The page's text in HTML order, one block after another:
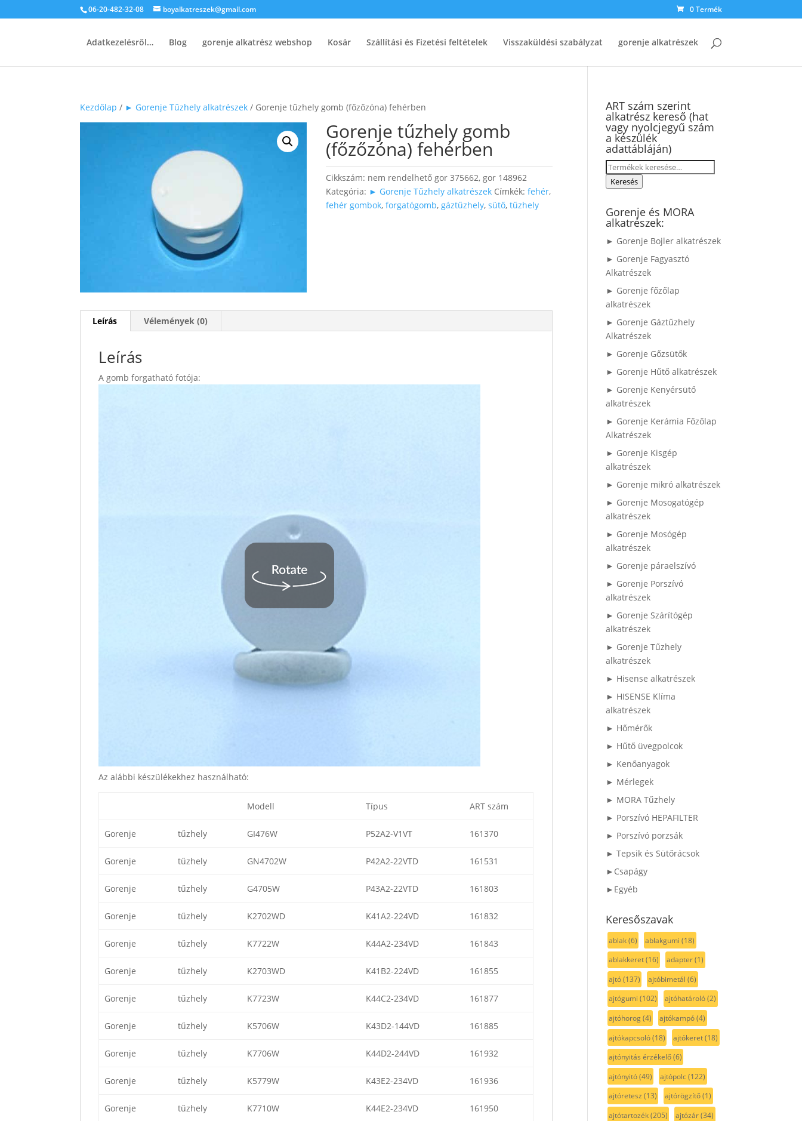
06-20-482-32-08 boyalkatreszek@gmail.com 0 Termék
Adatkezelésről… Blog gorenje alkatrész webshop Kosár Szállítási és Fizetési feltételek Visszaküldési szabályzat gorenje alkatrészek
Kezdőlap / ► Gorenje Tűzhely alkatrészek / Gorenje tűzhely gomb (főzőzóna) fehérben
Gorenje tűzhely gomb
(főzőzóna) fehérben
Cikkszám: nem rendelhető gor 375662, gor 148962
Kategória: ► Gorenje Tűzhely alkatrészek Címkék:fehér,
fehér gombok,forgatógomb,gáztűzhely,sütő,tűzhely
Leírás Vélemények (0)
Leírás
A gomb forgatható fotója:
Az alábbi készülékekhez használható:
Modell Típus ART szám
Gorenje tűzhely GI476W P52A2-V1VT 161370
Gorenje tűzhely GN4702W P42A2-22VTD 161531
Gorenje tűzhely G4705W P43A2-22VTD 161803
Gorenje tűzhely K2702WD K41A2-224VD 161832
Gorenje tűzhely K7722W K44A2-234VD 161843
Gorenje tűzhely K2703WD K41B2-224VD 161855
Gorenje tűzhely K7723W K44C2-234VD 161877
Gorenje tűzhely K5706W K43D2-144VD 161885
Gorenje tűzhely K7706W K44D2-244VD 161932
Gorenje tűzhely K5779W K43E2-234VD 161936
Gorenje tűzhely K7710W K44E2-234VD 161950
ART szám szerint
alkatrész kereső (hat
vagy nyolcjegyű szám
a készülék
adattábláján)
Keresés
a Keresés
Gorenje és MORA
alkatrészek:
► Gorenje Bojler alkatrészek
► Gorenje Fagyasztó
Alkatrészek
► Gorenje főzőlap
alkatrészek
► Gorenje Gáztűzhely
Alkatrészek
► Gorenje Gőzsütők
► Gorenje Hűtő alkatrészek
► Gorenje Kenyérsütő
alkatrészek
► Gorenje Kerámia Főzőlap
Alkatrészek
► Gorenje Kisgép
alkatrészek
► Gorenje mikró alkatrészek
► Gorenje Mosogatógép
alkatrészek
► Gorenje Mosógép
alkatrészek
► Gorenje páraelszívó
► Gorenje Porszívó
alkatrészek
► Gorenje Szárítógép
alkatrészek
► Gorenje Tűzhely
alkatrészek
► Hisense alkatrészek
► HISENSE Klíma
alkatrészek
► Hőmérők
► Hűtő üvegpolcok
► Kenőanyagok
► Mérlegek
► MORA Tűzhely
► Porszívó HEPAFILTER
► Porszívó porzsák
► Tepsik és Sütőrácsok
►Csapágy
►Egyéb
Keresőszavak
ablak(6) ablakgumi (18)
ablakkeret(16) adapter(1)
ajtó(137) ajtóbimetál (6)
ajtógumi (102) ajtóhatároló(2)
ajtóhorog(4) ajtókampó(4)
ajtókapcsoló(18) ajtókeret(18)
ajtónyitás érzékelő(6)
ajtónyitó(49) ajtópolc(122)
ajtóretesz (13) ajtórögzítő(1)
ajtótartozék(205) ajtózár(34)